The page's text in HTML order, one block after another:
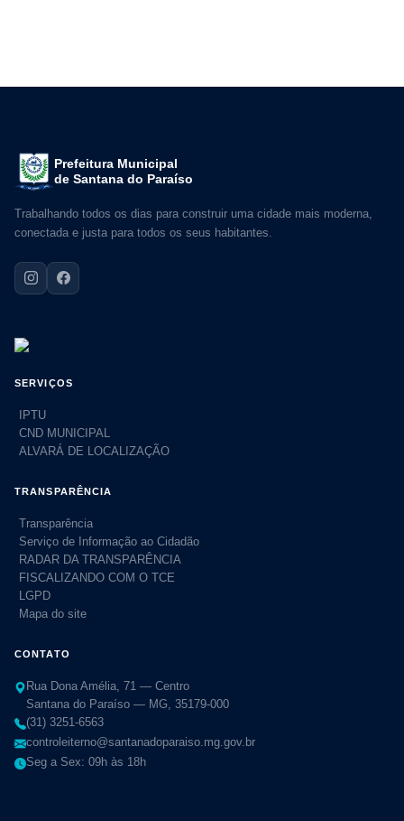
Prefeitura Municipal
de Santana do Paraíso
Trabalhando todos os dias para construir uma cidade mais moderna,
conectada e justa para todos os seus habitantes.
SERVIÇOS
IPTU
CND MUNICIPAL
ALVARÁ DE LOCALIZAÇÃO
TRANSPARÊNCIA
Transparência
Serviço de Informação ao Cidadão
RADAR DA TRANSPARÊNCIA
FISCALIZANDO COM O TCE
LGPD
Mapa do site
CONTATO
Rua Dona Amélia, 71 — Centro
Santana do Paraíso — MG, 35179-000
(31) 3251-6563
controleiterno@santanadoparaiso.mg.gov.br
Seg a Sex: 09h às 18h